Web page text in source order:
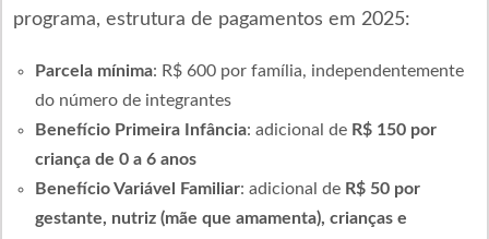
programa, estrutura de pagamentos em 2025:
Parcela mínima: R$ 600 por família, independentemente
do número de integrantes
Benefício Primeira Infância: adicional de R$ 150 por
criança de 0 a 6 anos
Benefício Variável Familiar: adicional de R$ 50 por
gestante, nutriz (mãe que amamenta), crianças e